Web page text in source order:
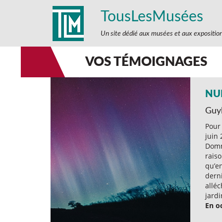
TousLesMusées
Un site dédié aux musées et aux
VOS TÉMOIGNAGES
juin
En